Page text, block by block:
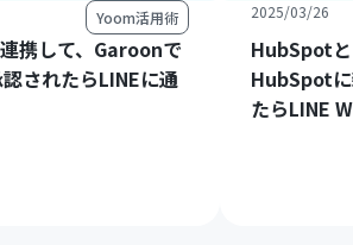
Yoom活用術
携して、Garoonで
されたらLINEに通
2025/03/26
HubSpotと
HubSpot
たらLINE